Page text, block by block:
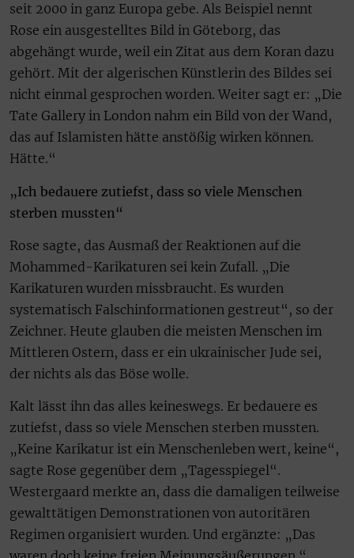
seit 2000 in ganz Europa gebe. Als Beispiel nennt
Rose ein ausgestelltes Bild in Göteborg, das
abgehängt wurde, weil ein Zitat aus dem Koran dazu
gehört. Mit der algerischen Künstlerin des Bildes sei
nicht einmal gesprochen worden. Weiter sagt er: „Die
Tate Gallery in London nahm ein Bild von der Wand,
das auf Islamisten hätte anstößig wirken können.
Hätte.“
„Ich bedauere zutiefst, dass so viele Menschen
sterben mussten“
Rose sagte, das Ausmaß der Reaktionen auf die
Mohammed-Karikaturen sei kein Zufall. „Die
Karikaturen wurden missbraucht. Es wurden
systematisch Falschinformationen gestreut“, so der
Zeichner. Heute glauben die meisten Menschen im
Mittleren Ostern, dass er ein ukrainischer Jude sei,
der nichts als das Böse wolle.
Kalt lässt ihn das alles keineswegs. Er bedauere es
zutiefst, dass so viele Menschen sterben mussten.
„Keine Karikatur ist ein Menschenleben wert, keine“,
sagte Rose gegenüber dem „Tagesspiegel“.
Westergaard merkte an, dass die damaligen teilweise
gewalttätigen Demonstrationen von autoritären
Regimen organisiert wurden. Und ergänzte: „Das